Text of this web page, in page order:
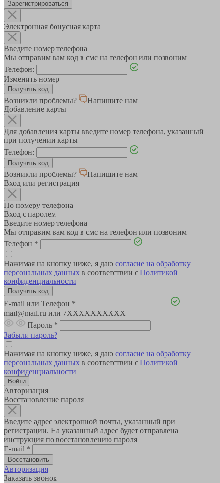
Зарегистрироваться
Электронная бонусная карта
Введите номер телефона
Мы отправим вам код в смс на телефон или позвоним
Телефон:
Изменить номер
Возникли проблемы?
Напишите нам
Добавление карты
Для добавления карты введите номер телефона, указанный
при получении карты
Телефон:
Возникли проблемы?
Напишите нам
Вход или регистрация
По номеру телефона
Вход с паролем
Введите номер телефона
Мы отправим вам код в смс на телефон или позвоним
Телефон *
Нажимая на кнопку ниже, я даю согласие на обработку
персональных данных в соответствии с Политикой
конфиденциальности
E-mail или Телефон *
mail@mail.ru или 7XXXXXXXXXX
Пароль *
Забыли пароль?
Нажимая на кнопку ниже, я даю согласие на обработку
персональных данных в соответствии с Политикой
конфиденциальности
Авторизация
Восстановление пароля
Введите адрес электронной почты, указанный при
регистрации. На указанный адрес будет отправлена
инструкция по восстановлению пароля
E-mail *
Авторизация
Заказать звонок